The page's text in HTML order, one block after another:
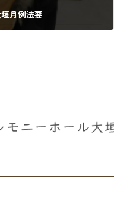
月例法要